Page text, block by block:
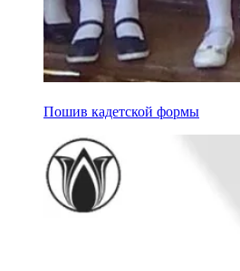
Пошив кадетской формы